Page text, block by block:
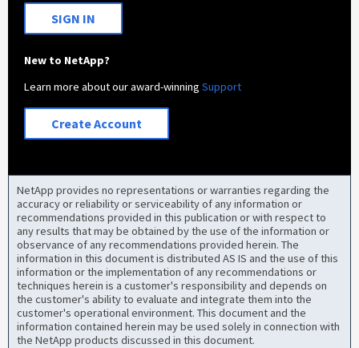
SIGN IN
New to NetApp?
Learn more about our award-winningSupport
Create Account
NetApp provides no representations or warranties regarding the
accuracy or reliability or serviceability of any information or
recommendations provided in this publication or with respect to
any results that may be obtained by the use of the information or
observance of any recommendations provided herein. The
information in this document is distributed AS IS and the use of this
information or the implementation of any recommendations or
techniques herein is a customer's responsibility and depends on
the customer's ability to evaluate and integrate them into the
customer's operational environment. This document and the
information contained herein may be used solely in connection with
the NetApp products discussed in this document.